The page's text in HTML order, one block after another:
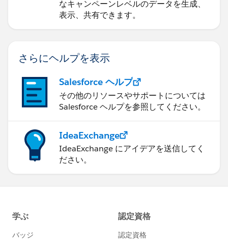
なキャンペーンレベルのデータを生成、
表示、共有できます。
さらにヘルプを表示
Salesforce ヘルプ
その他のリソースやサポートについては
Salesforce ヘルプを参照してください。
IdeaExchange
IdeaExchange にアイデアを送信してく
ださい。